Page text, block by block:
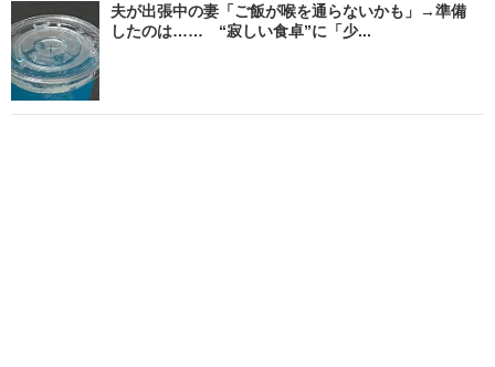
夫が出張中の妻「ご飯が喉を通らないかも」→準備
したのは…… “寂しい食卓”に「少...